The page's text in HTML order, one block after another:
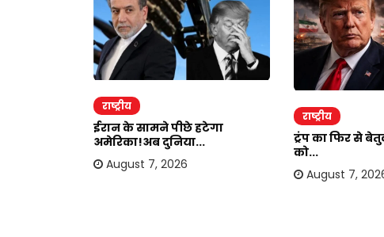
राष्ट्रीय
ईरान के सामने पीछे हटेगा
अमेरिका!अब दुनिया...
August 7, 2026
राष्ट्रीय
ट्रंप का फिर से
को...
August 7,